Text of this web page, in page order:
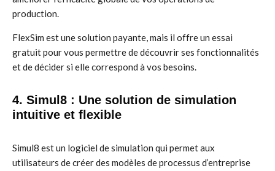
production.
FlexSim est une solution payante, mais il offre un essai
gratuit pour vous permettre de découvrir ses fonctionnalités
et de décider si elle correspond à vos besoins.
4. Simul8 : Une solution de simulation
intuitive et flexible
Simul8 est un logiciel de simulation qui permet aux
utilisateurs de créer des modèles de processus d’entreprise